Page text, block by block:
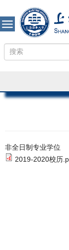
非全日制专业学位
2019-2020校历